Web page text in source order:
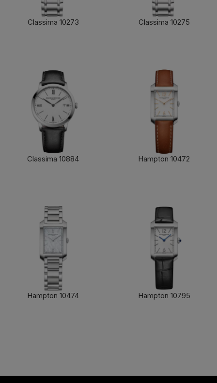
Classima 10273
Classima 10275
Classima 10884
Hampton 10472
Hampton 10474
Hampton 10795